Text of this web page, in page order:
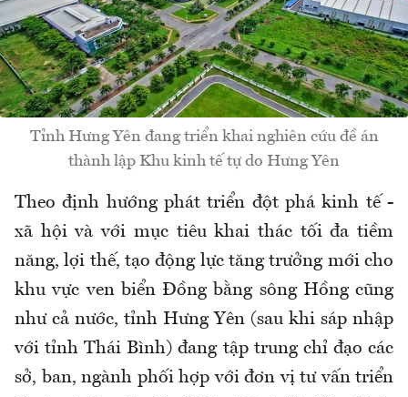
Tỉnh Hưng Yên đang triển khai nghiên cứu đề án
thành lập Khu kinh tế tự do Hưng Yên
Theo định hướng phát triển đột phá kinh tế -
xã hội và với mục tiêu khai thác tối đa tiềm
năng, lợi thế, tạo động lực tăng trưởng mới cho
khu vực ven biển Đồng bằng sông Hồng cũng
như cả nước, tỉnh Hưng Yên (sau khi sáp nhập
với tỉnh Thái Bình) đang tập trung chỉ đạo các
sở, ban, ngành phối hợp với đơn vị tư vấn triển